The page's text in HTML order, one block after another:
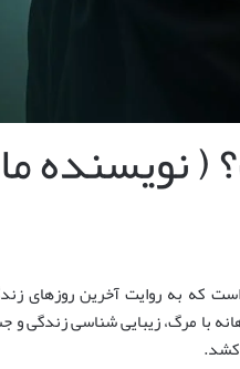
که به روایت آخرین روزهای
با مرگ، زیبایی شناسی زندگی و
کشد.